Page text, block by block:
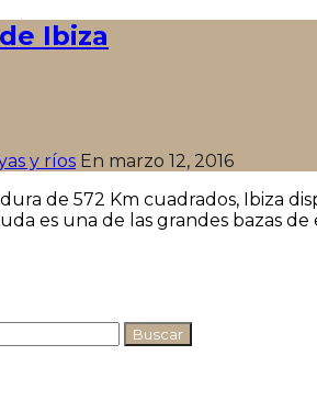
Ibiza
y ríos En marzo 12, 2016
de 572 Km cuadrados, Ibiza
es una de las grandes bazas